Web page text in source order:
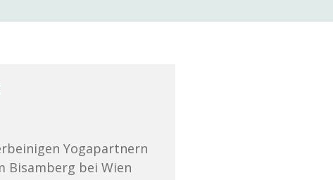
Yogapartnern
Bisamberg bei Wien